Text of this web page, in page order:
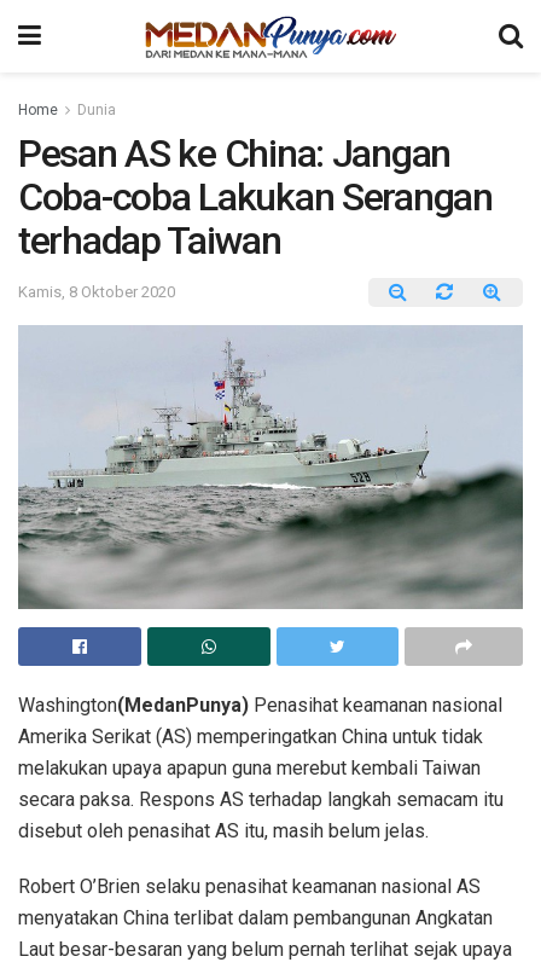
Home Dunia
Pesan AS ke China: Jangan
Coba-coba Lakukan Serangan
terhadap Taiwan
Kamis, 8 Oktober 2020
Washington(MedanPunya) Penasihat keamanan nasional
Amerika Serikat (AS) memperingatkan China untuk tidak
melakukan upaya apapun guna merebut kembali Taiwan
secara paksa. Respons AS terhadap langkah semacam itu
disebut oleh penasihat AS itu, masih belum jelas.
Robert O’Brien selaku penasihat keamanan nasional AS
menyatakan China terlibat dalam pembangunan Angkatan
Laut besar-besaran yang belum pernah terlihat sejak upaya